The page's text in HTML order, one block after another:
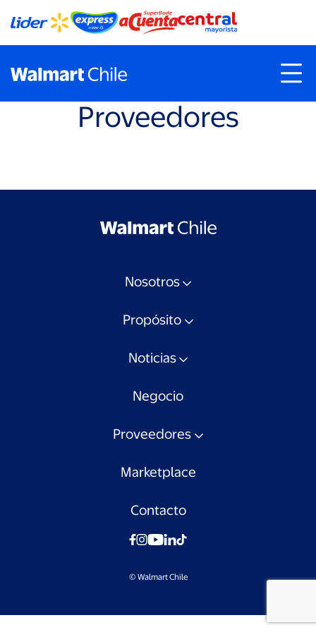
Proveedores
Nosotros
Propósito
Noticias
Negocio
Proveedores
Marketplace
Contacto
© Walmart Chile